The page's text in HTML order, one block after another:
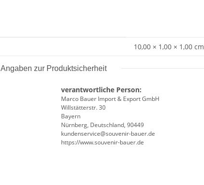
10,00 × 1,00 × 1,00 cm
Angaben zur Produktsicherheit
verantwortliche Person:
Marco Bauer Import & Export GmbH
Willstätterstr. 30
Bayern
Nürnberg, Deutschland, 90449
kundenservice@souvenir-bauer.de
https://www.souvenir-bauer.de